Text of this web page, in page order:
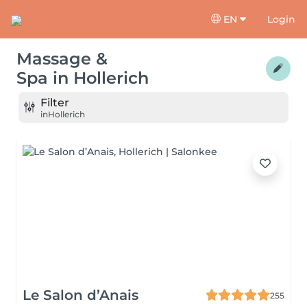
EN Login
Massage &
Spa in Hollerich
Filter
inHollerich
Le Salon d’Anais
255